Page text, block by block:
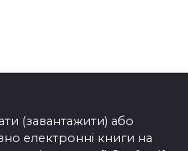
(завантажити) або
електронні книги на